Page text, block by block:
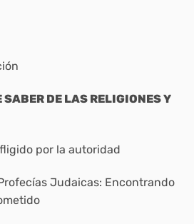
SABER DE LAS RELIGIONES Y
por la autoridad
Judaicas: Encontrando